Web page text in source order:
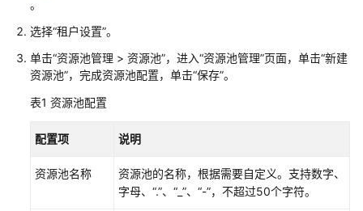
户
指
南
最
实
。
选择“租户设置”。
单击“资源池管理 > 资源池”，进入“资源池管理”页面，单击“新建
资源池”，完成资源池配置，单击“保存”。
表1 资源池配置
配置项 说明
资源池名称 资源池的名称，根据需要自定义。 支持数字、
字母、 “.”、“_”、“-”，不超过50个字符。